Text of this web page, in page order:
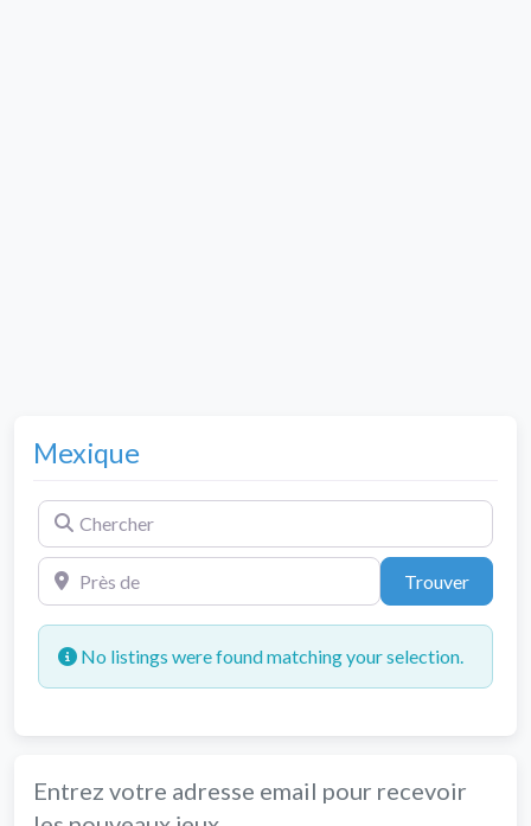
Mexique
Chercher
Près de
Trouver
No listings were found matching your selection.
Entrez votre adresse email pour recevoir